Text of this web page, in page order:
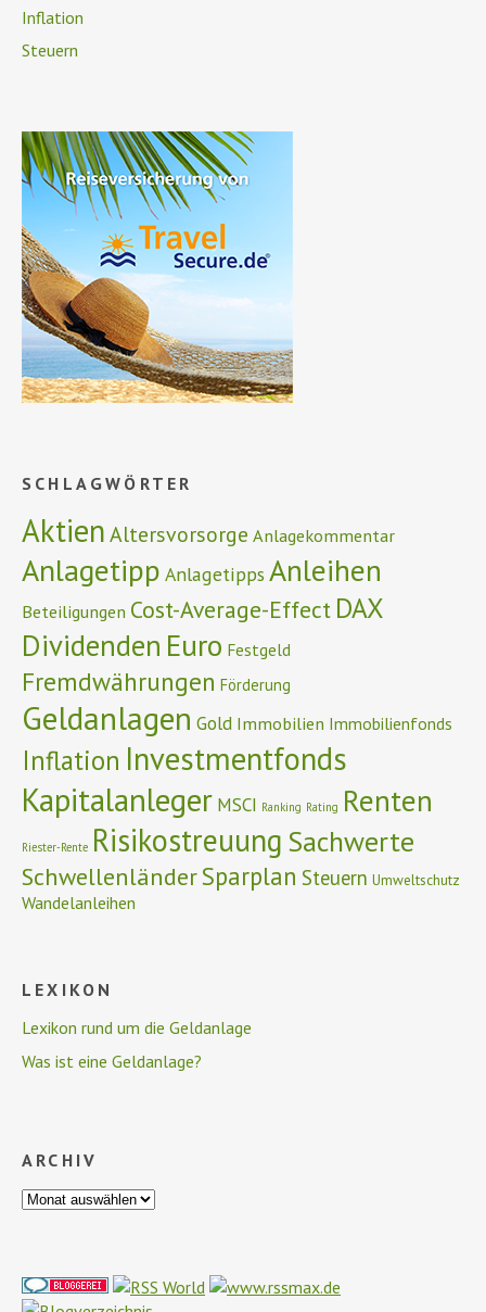
Inflation
Steuern
SCHLAGWÖRTER
Aktien Altersvorsorge Anlagekommentar
Anlagetipp Anlagetipps Anleihen
Beteiligungen Cost-Average-Effect DAX
Dividenden Euro Festgeld
Fremdwährungen Förderung
Geldanlagen Gold Immobilien Immobilienfonds
Inflation Investmentfonds
Kapitalanleger MSCI Ranking Rating Renten
Riester-Rente Risikostreuung Sachwerte
SchwellenländerSparplan Steuern Umweltschutz
Wandelanleihen
LEXIKON
Lexikon rund um die Geldanlage
Was ist eine Geldanlage?
ARCHIV